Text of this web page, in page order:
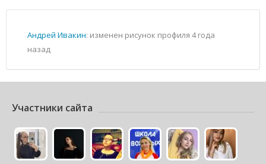
Андрей Ивакин: изменен рисунок профиля 4 года
назад
Участники сайта